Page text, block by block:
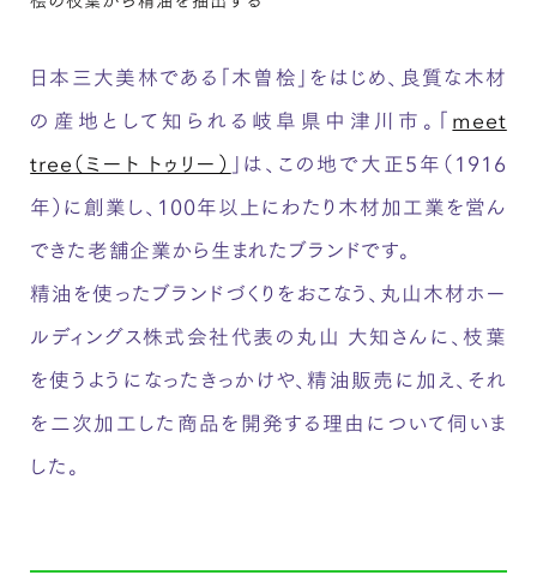
日本三大美林である「木曽桧」をはじめ、良質な木材
の産地として知られる岐阜県中津川市。「meet
tree（ミート トゥリー） 」は、この地で大正5年（1916
年）に創業し、100年以上にわたり木材加工業を営ん
できた老舗企業から生まれたブランドです。
精油を使ったブランドづくりをおこなう、丸山木材ホー
ルディングス株式会社代表の丸山 大知さんに、枝葉
を使うようになったきっかけや、精油販売に加え、それ
を二次加工した商品を開発する理由について伺いま
した。